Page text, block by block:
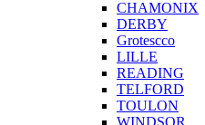
CHAMONIX
DERBY
Grotescco
LILLE
READING
TELFORD
TOULON
WINDSOR